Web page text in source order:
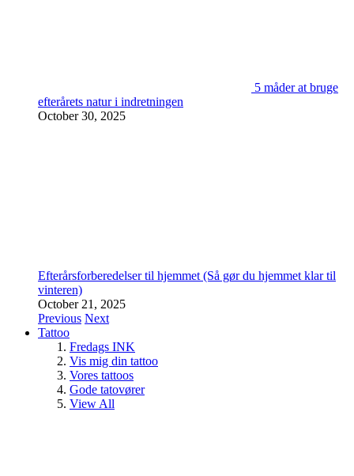
5 måder at bruge
efterårets natur i indretningen
October 30, 2025
Efterårsforberedelser til hjemmet (Så gør du hjemmet klar til
vinteren)
October 21, 2025
Previous Next
Tattoo
Fredags INK
Vis mig din tattoo
Vores tattoos
Gode tatovører
View All